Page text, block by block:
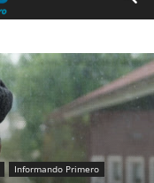
Informando Primero